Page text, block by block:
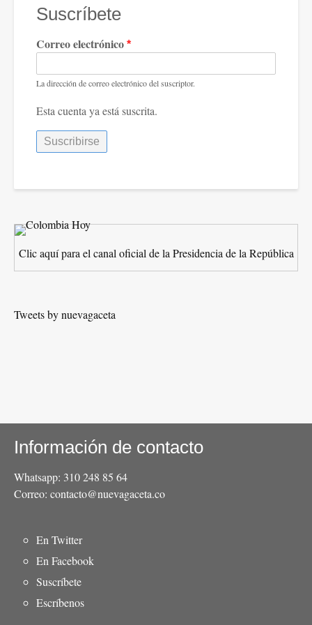
Suscríbete
Correo electrónico
La dirección de correo electrónico del suscriptor.
Esta cuenta ya está suscrita.
Clic aquí para el canal oficial de la Presidencia de la República
Tweets by nuevagaceta
Información de contacto
Whatsapp: 310 248 85 64
Correo: contacto@nuevagaceta.co
Menú
del
pie
En Twitter
En Facebook
Suscríbete
Escríbenos